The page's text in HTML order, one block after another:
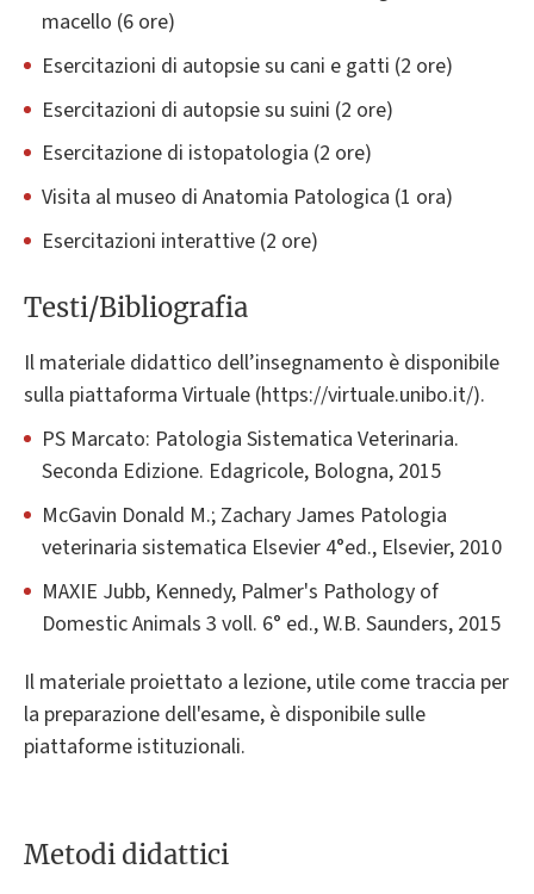
macello (6 ore)
Esercitazioni di autopsie su cani e gatti (2 ore)
Esercitazioni di autopsie su suini (2 ore)
Esercitazione di istopatologia (2 ore)
Visita al museo di Anatomia Patologica (1 ora)
Esercitazioni interattive (2 ore)
Testi/Bibliografia
Il materiale didattico dell’insegnamento è disponibile
sulla piattaforma Virtuale (https://virtuale.unibo.it/).
PS Marcato: Patologia Sistematica Veterinaria.
Seconda Edizione. Edagricole, Bologna, 2015
McGavin Donald M.; Zachary James Patologia
veterinaria sistematica Elsevier 4°ed., Elsevier, 2010
MAXIE Jubb, Kennedy, Palmer's Pathology of
Domestic Animals 3 voll. 6° ed., W.B. Saunders, 2015
Il materiale proiettato a lezione, utile come traccia per
la preparazione dell'esame, è disponibile sulle
piattaforme istituzionali.
Metodi didattici